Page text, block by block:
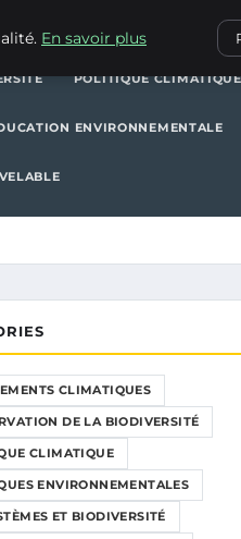
POLITIQUES
POLITIQUE CLIMATIQUE
ENVIRONNEMENTALE
CLIMATIQUES
DE LA BIODIVERSITÉ
CLIMATIQUE
ENVIRONNEMENTALES
ET BIODIVERSITÉ
En savoir plus